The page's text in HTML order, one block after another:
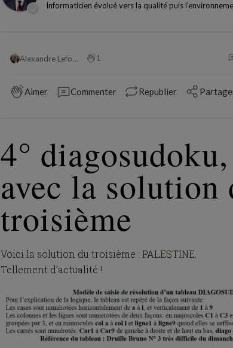
Informaticien évolué vers la qualité puis
Alexandre Leforestier 1
Aimer Commenter Republier
4° diagosudoku,
avec la solution
troisième
Voici la solution du troisième : PALESTINE.
Tellement d’actualité !